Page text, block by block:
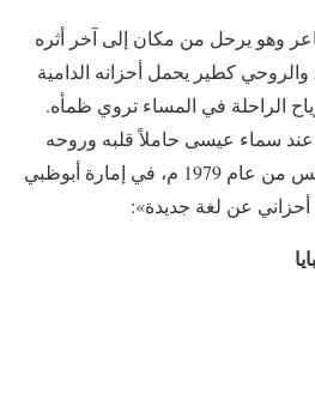
وهو يرحل من مكان إلى آخر أثره
كطير يحمل أحزانه الدامية
الراحلة في المساء تروي ظمأه.
عند سماء عيسى حاملاً قلبه وروحه
وأحزانه الدفينة، في أغسطس من عام 1979 م، في إمارة أبوظبي
عن لغة جديدة»: